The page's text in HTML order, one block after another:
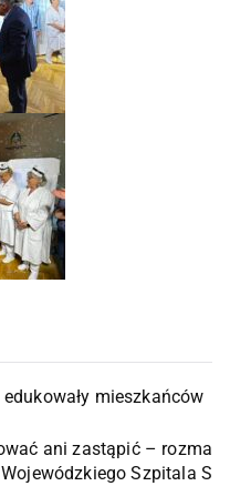
mieszkańców
ani zastąpić – rozma
Szpitala S